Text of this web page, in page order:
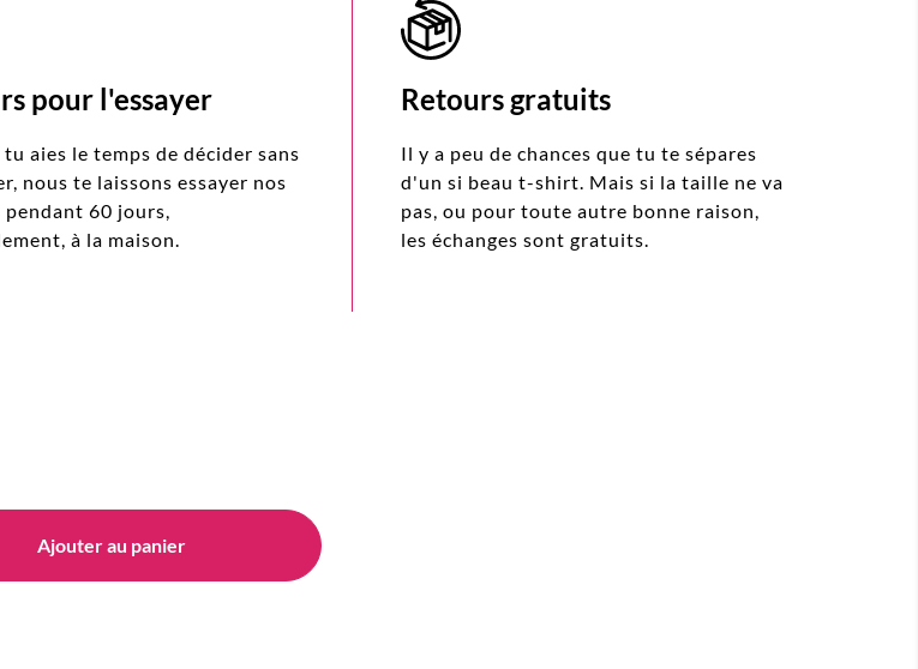
pour l'essayer
aies le temps de décider sans
nous te laissons essayer nos
60 jours,
à la maison.
Retours gratuits
Il y a peu de chances que tu te sépares
d'un si beau t-shirt. Mais si la taille ne va
pas, ou pour toute autre bonne raison,
les échanges sont gratuits.
Ajouter au panier